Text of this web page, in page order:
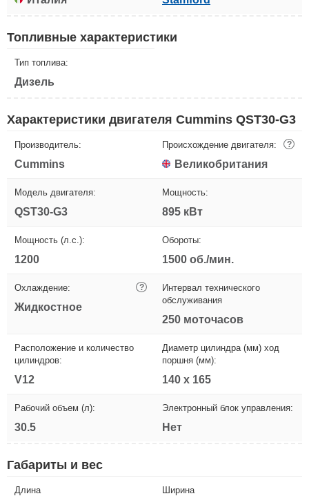
Топливные характеристики
Тип топлива:
Дизель
Характеристики двигателя Cummins QST30-G3
Производитель:
Cummins
Происхождение двигателя: ?
Великобритания
Модель двигателя:
QST30-G3
Мощность:
895 кВт
Мощность (л.с.):
1200
Обороты:
1500 об./мин.
Охлаждение: ?
Жидкостное
Интервал технического
обслуживания
250 моточасов
Расположение и количество
цилиндров:
V12
Диаметр цилиндра (мм) ход
поршня (мм):
140 х 165
Рабочий объем (л):
30.5
Электронный блок управления:
Нет
Габариты и вес
Длина Ширина